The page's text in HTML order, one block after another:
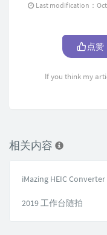
Last modification：
点赞
If you think my
相关内容
iMazing HEIC
2019 工作台随拍